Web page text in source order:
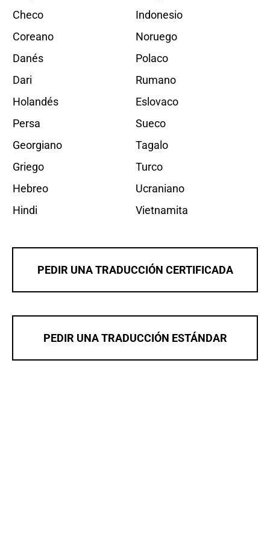
Checo
Coreano
Danés
Dari
Holandés
Persa
Georgiano
Griego
Hebreo
Hindi
Indonesio
Noruego
Polaco
Rumano
Eslovaco
Sueco
Tagalo
Turco
Ucraniano
Vietnamita
PEDIR UNA TRADUCCIÓN CERTIFICADA
PEDIR UNA TRADUCCIÓN ESTÁNDAR